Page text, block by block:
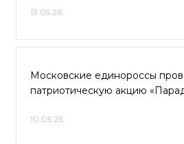
13.05.26
Московские единороссы
патриотическую акцию
10.05.26